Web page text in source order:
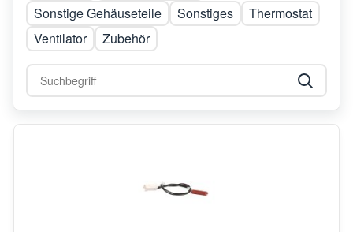
Sonstige Gehäuseteile
Sonstiges
Thermostat
Ventilator
Zubehör